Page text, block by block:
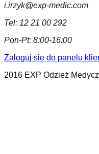
i.irzyk@exp-medic.com
Tel: 12 21 00 292
Pon-Pt: 8:00-16:00
Zaloguj się do panelu
2016 EXP Odzież